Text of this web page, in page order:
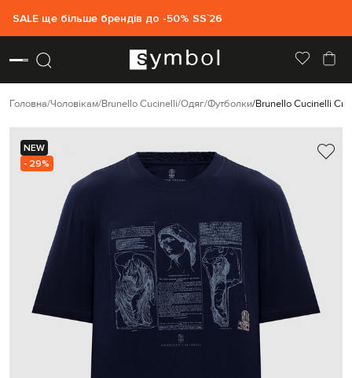
SALE ще більше брендів до -50% SS`26
Головна Чоловікам Brunello Cucinelli Одяг Футболки Brunello Cucinelli
NEW
- 29%